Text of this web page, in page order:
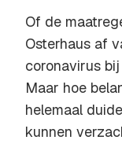
Of de
Osterhaus af
coronavirus
Maar hoe
helemaal
kunnen